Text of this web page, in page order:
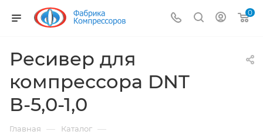
0
Ресивер для
компрессора DNT
В-5,0-1,0
Главная — Каталог —